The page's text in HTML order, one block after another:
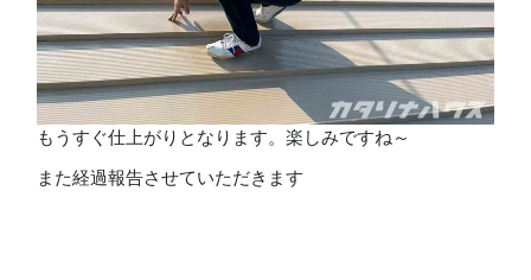
もうすぐ仕上がりとなります。楽しみですね～
また経過報告させていただきます